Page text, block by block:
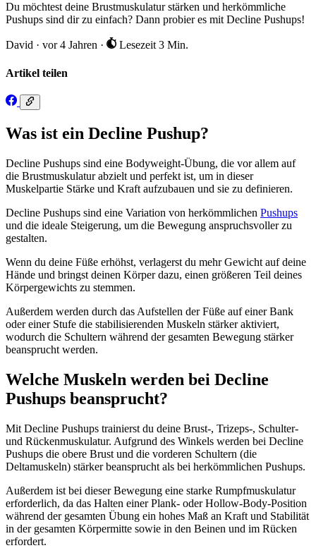
Du möchtest deine Brustmuskulatur stärken und herkömmliche
Pushups sind dir zu einfach? Dann probier es mit Decline Pushups!
David · vor 4 Jahren · Lesezeit 3 Min.
Artikel teilen
Was ist ein Decline Pushup?
Decline Pushups sind eine Bodyweight-Übung, die vor allem auf
die Brustmuskulatur abzielt und perfekt ist, um in dieser
Muskelpartie Stärke und Kraft aufzubauen und sie zu definieren.
Decline Pushups sind eine Variation von herkömmlichen Pushups
und die ideale Steigerung, um die Bewegung anspruchsvoller zu
gestalten.
Wenn du deine Füße erhöhst, verlagerst du mehr Gewicht auf deine
Hände und bringst deinen Körper dazu, einen größeren Teil deines
Körpergewichts zu stemmen.
Außerdem werden durch das Aufstellen der Füße auf einer Bank
oder einer Stufe die stabilisierenden Muskeln stärker aktiviert,
wodurch die Schultern während der gesamten Bewegung stärker
beansprucht werden.
Welche Muskeln werden bei Decline
Pushups beansprucht?
Mit Decline Pushups trainierst du deine Brust-, Trizeps-, Schulter-
und Rückenmuskulatur. Aufgrund des Winkels werden bei Decline
Pushups die obere Brust und die vorderen Schultern (die
Deltamuskeln) stärker beansprucht als bei herkömmlichen Pushups.
Außerdem ist bei dieser Bewegung eine starke Rumpfmuskulatur
erforderlich, da das Halten einer Plank- oder Hollow-Body-Position
während der gesamten Übung ein hohes Maß an Kraft und Stabilität
in der gesamten Körpermitte sowie in den Beinen und im Rücken
erfordert.